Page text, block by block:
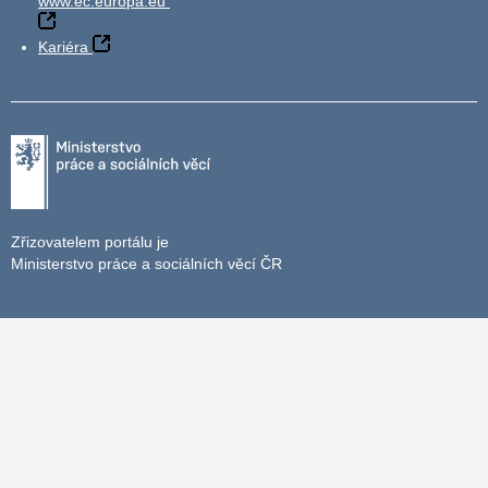
Kariéra
Zřizovatelem portálu je
Ministerstvo práce a sociálních věcí ČR